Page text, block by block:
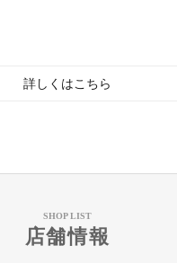
詳しくはこちら
SHOP LIST
店舗情報